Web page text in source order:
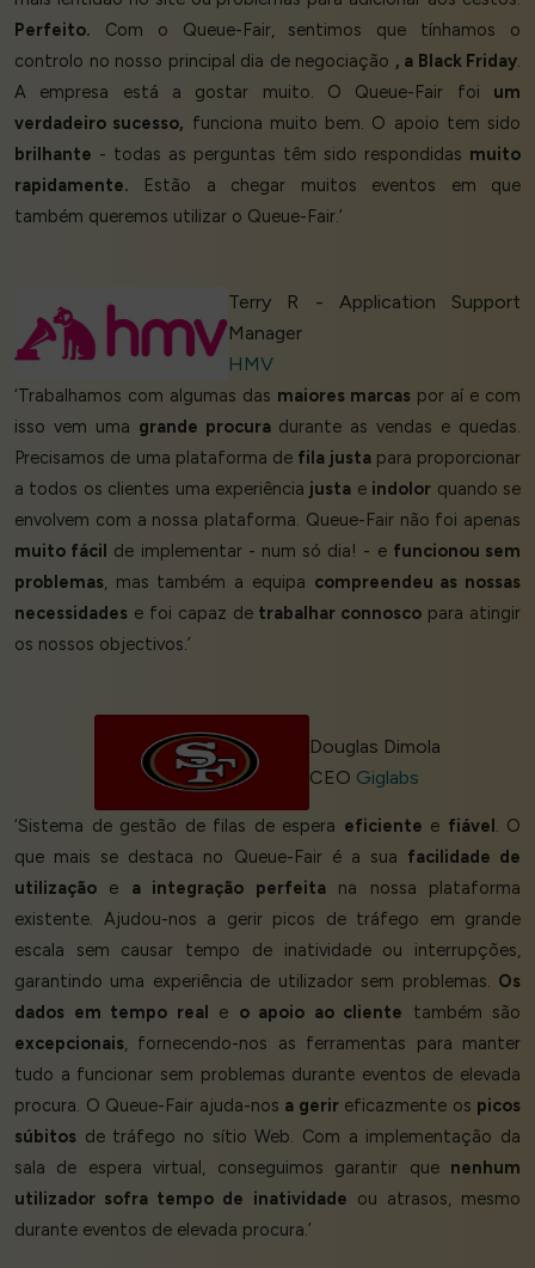
Perfeito. Com o Queue-Fair, sentimos que tínhamos o
controlo no nosso principal dia de negociação , a Black Friday.
A empresa está a gostar muito. O Queue-Fair foi um
verdadeiro sucesso, funciona muito bem. O apoio tem sido
brilhante - todas as perguntas têm sido respondidas muito
rapidamente. Estão a chegar muitos eventos em que
também queremos utilizar o Queue-Fair.’
Terry R - Application Support
Manager
HMV
‘Trabalhamos com algumas das maiores marcas por aí e com
isso vem uma grande procuradurante as vendas e quedas.
Precisamos de uma plataforma de fila justapara proporcionar
a todos os clientes uma experiência justa e indolor quando se
envolvem com a nossa plataforma. Queue-Fair não foi apenas
muito fácil
de implementar - num só dia! - e funcionou sem
problemas, mas também a equipa compreendeu as nossas
necessidades e foi capaz de trabalhar connosco para atingir
os nossos objectivos.’
Douglas Dimola
CEO Giglabs
‘Sistema de gestão de filas de espera eficiente e fiável . O
que mais se destaca no Queue-Fair é a sua facilidade de
utilização e a integração perfeitana nossa plataforma
existente. Ajudou-nos a gerir picos de tráfego em grande
escala sem causar tempo de inatividade ou interrupções,
garantindo uma experiência de utilizador sem problemas. Os
dados em tempo real
e o apoio ao cliente também são
excepcionais, fornecendo-nos as ferramentas para manter
tudo a funcionar sem problemas durante eventos de elevada
procura. O Queue-Fair ajuda-nos a gerireficazmente os picos
súbitos de tráfego no sítio Web. Com a implementação da
sala de espera virtual, conseguimos garantir que nenhum
utilizador sofra tempo de inatividade ou atrasos, mesmo
durante eventos de elevada procura.’